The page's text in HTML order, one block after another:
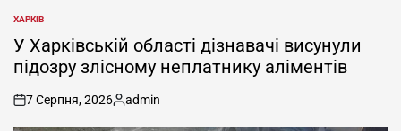
ОПУБЛІКУВАТИ
У
ХАРКІВ
У Харківській області дізнавачі висунули
підозру злісному неплатнику аліментів
on
7 Серпня, 2026
Опубліковано
admin